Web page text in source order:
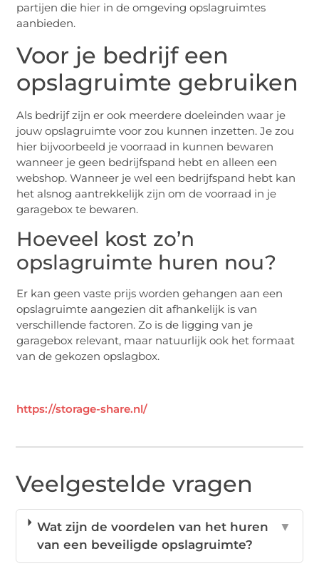
partijen die hier in de omgeving opslagruimtes
aanbieden.
Voor je bedrijf een
opslagruimte gebruiken
Als bedrijf zijn er ook meerdere doeleinden waar je
jouw opslagruimte voor zou kunnen inzetten. Je zou
hier bijvoorbeeld je voorraad in kunnen bewaren
wanneer je geen bedrijfspand hebt en alleen een
webshop. Wanneer je wel een bedrijfspand hebt kan
het alsnog aantrekkelijk zijn om de voorraad in je
garagebox te bewaren.
Hoeveel kost zo’n
opslagruimte huren nou?
Er kan geen vaste prijs worden gehangen aan een
opslagruimte aangezien dit afhankelijk is van
verschillende factoren. Zo is de ligging van je
garagebox relevant, maar natuurlijk ook het formaat
van de gekozen opslagbox.
https://storage-share.nl/
Veelgestelde vragen
Wat zijn de voordelen van het huren
van een beveiligde opslagruimte?
▼